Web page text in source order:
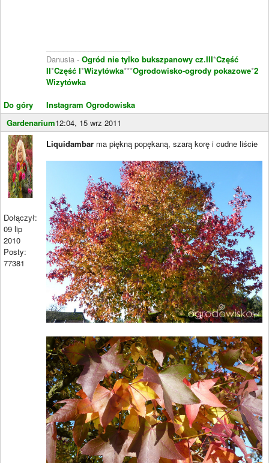
Do góry
Danusia - Ogród nie tylko bukszpanowy cz.III*Część
II*Część I*Wizytówka***Ogrodowisko-ogrody pokazowe*2
Wizytówka
Instagram Ogrodowiska
Gardenarium12:04, 15 wrz 2011
Dołączył:
09 lip
2010
Posty:
77381
Liquidambar ma piękną popękaną, szarą korę i cudne liście